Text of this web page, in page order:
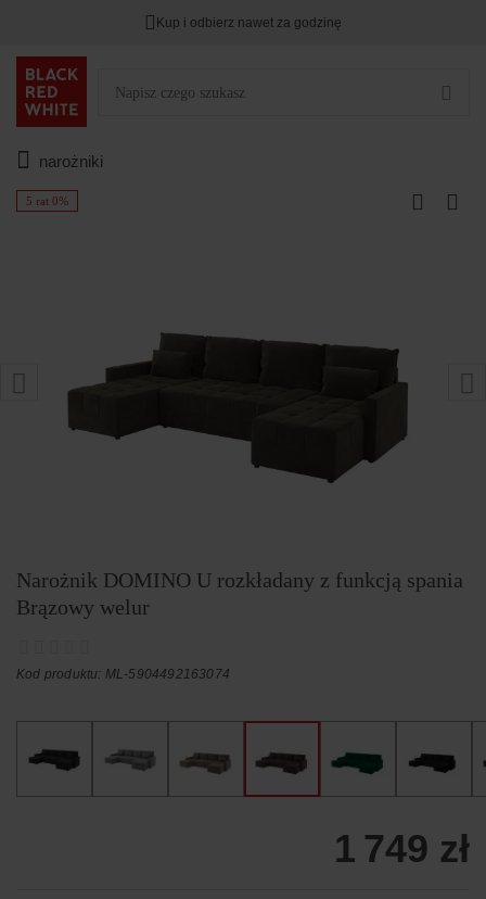
Kup i odbierz nawet za godzinę
narożniki
5 rat 0%
Narożnik DOMINO U rozkładany z funkcją spania
Brązowy welur
Kod produktu: ML-5904492163074
1 749 zł